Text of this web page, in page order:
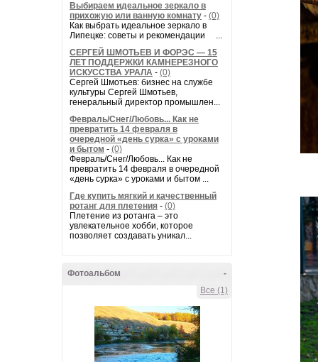
Выбираем идеальное зеркало в
прихожую или ванную комнату - (0)
Как выбрать идеальное зеркало в
Липецке: советы и рекомендации ...
СЕРГЕЙ ШМОТЬЕВ И ФОРЭС — 15
ЛЕТ ПОДДЕРЖКИ КАМНЕРЕЗНОГО
ИСКУССТВА УРАЛА - (0)
Сергей Шмотьев: бизнес на службе
культуры Сергей Шмотьев,
генеральный директор промышлен...
Февраль/Снег/Любовь... Как не
превратить 14 февраля в
очередной «день сурка» с уроками
и бытом - (0)
Февраль/Снег/Любовь... Как не
превратить 14 февраля в очередной
«день сурка» с уроками и бытом ...
Где купить мягкий и качественный
ротанг для плетения - (0)
Плетение из ротанга – это
увлекательное хобби, которое
позволяет создавать уникал...
-
Фотоальбом
Все (1)